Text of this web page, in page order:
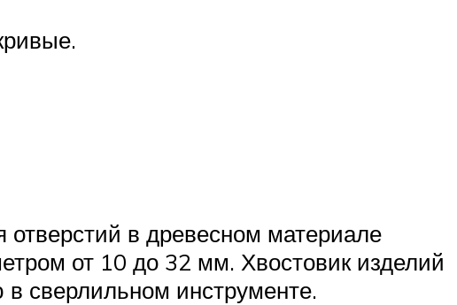
отверстий в древесном материале
от 10 до 32 мм. Хвостовик изделий
сверлильном инструменте.